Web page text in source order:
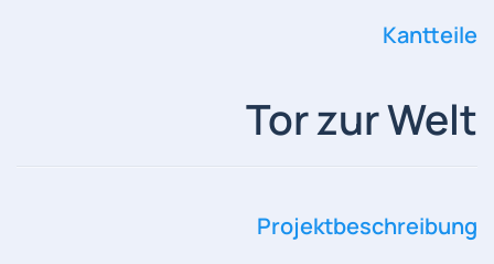
Kantteile
Tor zur Welt
Projektbeschreibung